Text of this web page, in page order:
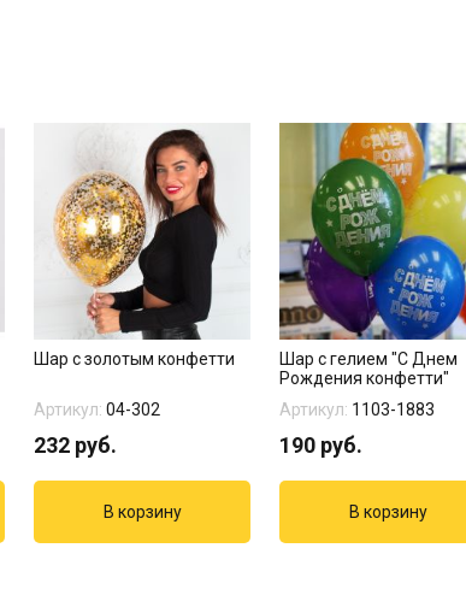
Шар с золотым конфетти
Артикул: 04-302
232 руб.
Шар с гелием "С Днем
Рождения конфетти"
Артикул: 1103-1883
190 руб.